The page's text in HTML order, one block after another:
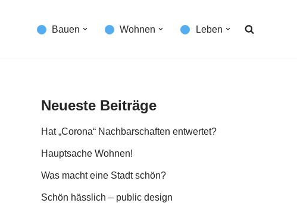
Bauen Wohnen Leben
Neueste Beiträge
Hat „Corona“ Nachbarschaften entwertet?
Hauptsache Wohnen!
Was macht eine Stadt schön?
Schön hässlich – public design